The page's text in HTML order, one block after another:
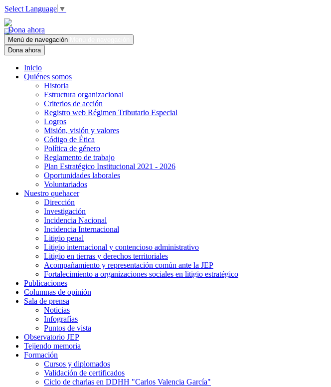
Select Language ▼
Dona ahora
Menú de navegación
Dona ahora
Inicio
Quiénes somos
Historia
Estructura organizacional
Criterios de acción
Registro web Régimen Tributario Especial
Logros
Misión, visión y valores
Código de Ética
Política de género
Reglamento de trabajo
Plan Estratégico Institucional 2021 - 2026
Oportunidades laborales
Voluntariados
Nuestro quehacer
Dirección
Investigación
Incidencia Nacional
Incidencia Internacional
Litigio penal
Litigio internacional y contencioso administrativo
Litigio en tierras y derechos territoriales
Acompañamiento y representación común ante la JEP
Fortalecimiento a organizaciones sociales en litigio estratégico
Publicaciones
Columnas de opinión
Sala de prensa
Noticias
Infografías
Puntos de vista
Observatorio JEP
Tejiendo memoria
Formación
Cursos y diplomados
Validación de certificados
Ciclo de charlas en DDHH "Carlos Valencia García"